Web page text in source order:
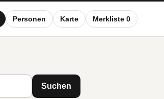
Personen Karte Merkliste 0
Suchen